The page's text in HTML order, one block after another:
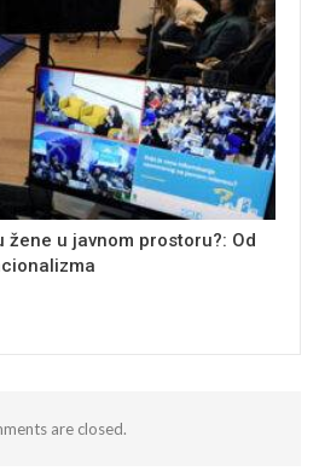
žene u javnom prostoru?: Od
are closed.